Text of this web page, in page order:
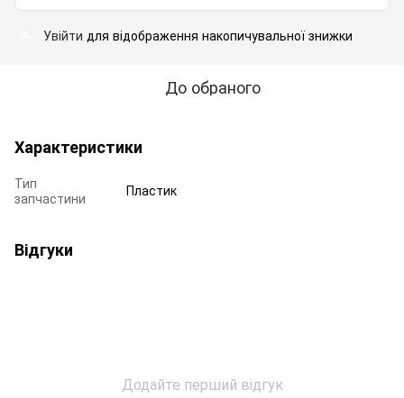
Увійти для відображення накопичувальної знижки
До обраного
Характеристики
Тип
запчастини
Пластик
Відгуки
Додайте перший відгук